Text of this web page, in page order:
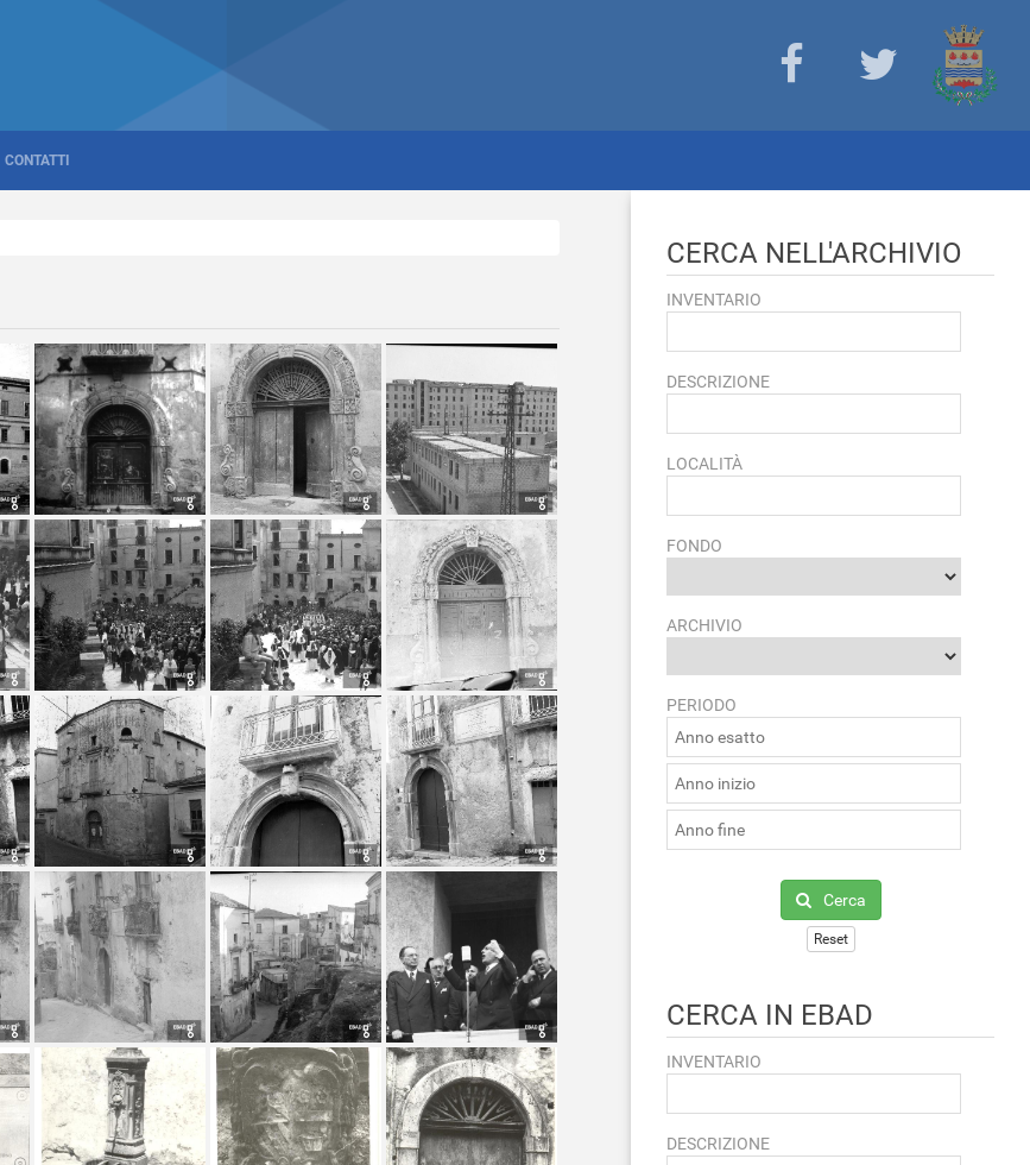
CONTATTI
CERCA NELL'ARCHIVIO
INVENTARIO
DESCRIZIONE
LOCALITÀ
FONDO
ARCHIVIO
PERIODO
Cerca
Reset
CERCA IN EBAD
INVENTARIO
DESCRIZIONE